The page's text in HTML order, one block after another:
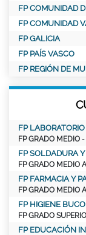
FP COMUNIDAD
FP COMUNIDAD
FP GALICIA
FP PAÍS VASCO
FP REGIÓN DE
FP LABORATORIO
FP GRADO MEDIO -
FP SOLDADURA
FP GRADO MEDIO
FP FARMACIA Y
FP GRADO MEDIO
FP HIGIENE
FP GRADO
FP EDUCACIÓN